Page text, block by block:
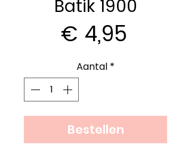
Batik 1900
€ 4,95
Aantal *
Bestellen